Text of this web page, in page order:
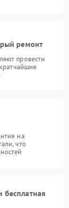
ремонт
провести
на
что
бесплатная